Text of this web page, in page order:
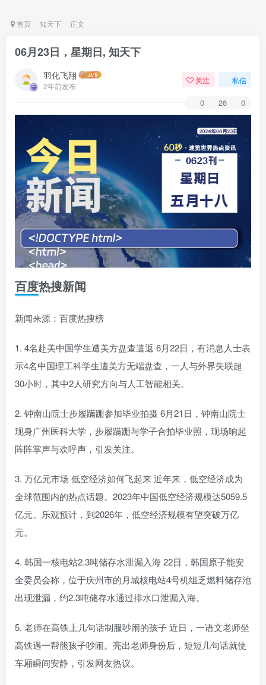
首页 知天下 正文
06月23日，星期日, 知天下
羽化飞翔
2年前发布
关注 私信
0 26 0
百度热搜新闻
新闻来源：百度热搜榜
1. 4名赴美中国学生遭美方盘查遣返 6月22日，有消息人士表
示4名中国理工科学生遭美方无端盘查，一人与外界失联超
30小时，其中2人研究方向与人工智能相关。
2. 钟南山院士步履蹒跚参加毕业拍摄 6月21日，钟南山院士
现身广州医科大学，步履蹒跚与学子合拍毕业照，现场响起
阵阵掌声与欢呼声，引发关注。
3. 万亿元市场 低空经济如何飞起来 近年来，低空经济成为
全球范围内的热点话题。2023年中国低空经济规模达5059.5
亿元。乐观预计，到2026年，低空经济规模有望突破万亿
元。
4. 韩国一核电站2.3吨储存水泄漏入海 22日，韩国原子能安
全委员会称，位于庆州市的月城核电站4号机组乏燃料储存池
出现泄漏，约2.3吨储存水通过排水口泄漏入海。
5. 老师在高铁上几句话制服吵闹的孩子 近日，一语文老师坐
高铁遇一帮熊孩子吵闹。亮出老师身份后，短短几句话就使
车厢瞬间安静，引发网友热议。